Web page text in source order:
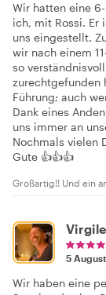
Wir hatten eine
ich, mit Rossi. Er
uns eingestellt.
wir nach einem
so
zurechtgefunden
Führung; auch
Dank eines
uns immer an
Nochmals vielen
Gute 👍👍👍
Großartig!! Und ein
Virgile
5
Wir haben eine